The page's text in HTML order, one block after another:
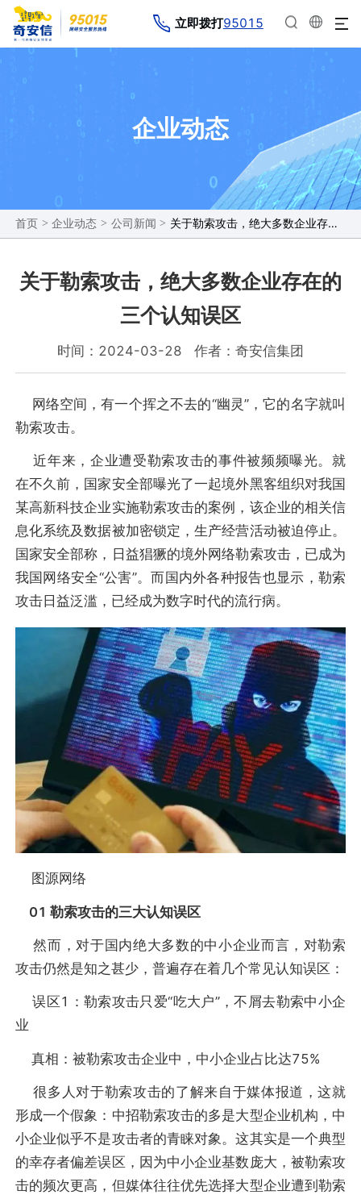
立即拨打95015
企业动态
首页 > 企业动态 > 公司新闻 > 关于勒索攻击，绝大多数企业存在的三个认知误区
关于勒索攻击，绝大多数企业存在的
三个认知误区
时间：2024-03-28 作者：奇安信集团
网络空间，有一个挥之不去的“幽灵”，它的名字就叫
勒索攻击。
近年来，企业遭受勒索攻击的事件被频频曝光。就
在不久前，国家安全部曝光了一起境外黑客组织对我国
某高新科技企业实施勒索攻击的案例，该企业的相关信
息化系统及数据被加密锁定，生产经营活动被迫停止。
国家安全部称，日益猖獗的境外网络勒索攻击，已成为
我国网络安全“公害”。而国内外各种报告也显示，勒索
攻击日益泛滥，已经成为数字时代的流行病。
图源网络
01 勒索攻击的三大认知误区
然而，对于国内绝大多数的中小企业而言，对勒索
攻击仍然是知之甚少，普遍存在着几个常见认知误区：
误区1：勒索攻击只爱“吃大户”，不屑去勒索中小企
业
真相：被勒索攻击企业中，中小企业占比达75%
很多人对于勒索攻击的了解来自于媒体报道，这就
形成一个假象：中招勒索攻击的多是大型企业机构，中
小企业似乎不是攻击者的青睐对象。这其实是一个典型
的幸存者偏差误区，因为中小企业基数庞大，被勒索攻
击的频次更高，但媒体往往优先选择大型企业遭到勒索